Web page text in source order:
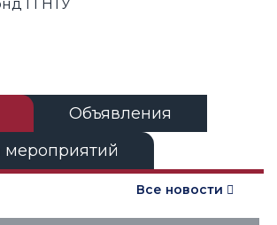
ГГНТУ
Объявления
мероприятий
Все новости